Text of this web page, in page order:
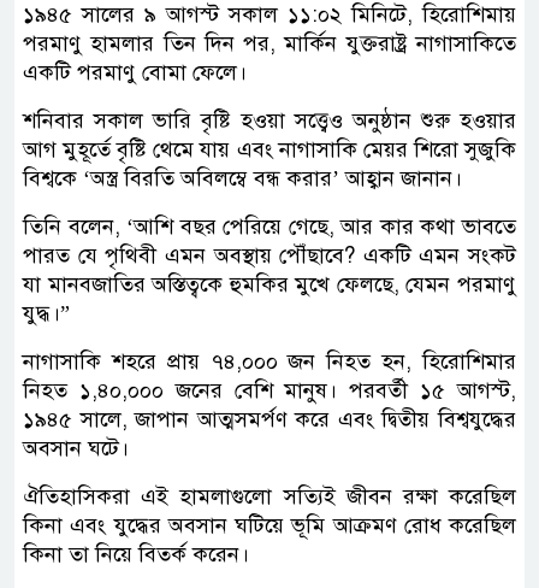
১৯৪৫ সালের ৯ আগস্ট সকাল ১১:০২ মিনিটে, হিরোশিমায়
পরমাণু হামলার তিন দিন পর, মার্কিন যুক্তরাষ্ট্র নাগাসাকিতে
একটি পরমাণু বোমা ফেলে।
শনিবার সকাল ভারি বৃষ্টি হওয়া সত্ত্বেও অনুষ্ঠান শুরু হওয়ার
আগ মুহূর্তে বৃষ্টি থেমে যায় এবং নাগাসাকি মেয়র শিরো সুজুকি
বিশ্বকে ‘অস্ত্র বিরতি অবিলম্বে বন্ধ করার’ আহ্বান জানান।
তিনি বলেন, ‘আশি বছর পেরিয়ে গেছে, আর কার কথা ভাবতে
পারত যে পৃথিবী এমন অবস্থায় পৌঁছাবে? একটি এমন সংকট
যা মানবজাতির অস্তিত্বকে হুমকির মুখে ফেলছে, যেমন পরমাণু
যুদ্ধ।”
নাগাসাকি শহরে প্রায় ৭৪,০০০ জন নিহত হন, হিরোশিমার
নিহত ১,৪০,০০০ জনের বেশি মানুষ। পরবর্তী ১৫ আগস্ট,
১৯৪৫ সালে, জাপান আত্মসমর্পণ করে এবং দ্বিতীয় বিশ্বযুদ্ধের
অবসান ঘটে।
ঐতিহাসিকরা এই হামলাগুলো সত্যিই জীবন রক্ষা করেছিল
কিনা এবং যুদ্ধের অবসান ঘটিয়ে ভূমি আক্রমণ রোধ করেছিল
কিনা তা নিয়ে বিতর্ক করেন।